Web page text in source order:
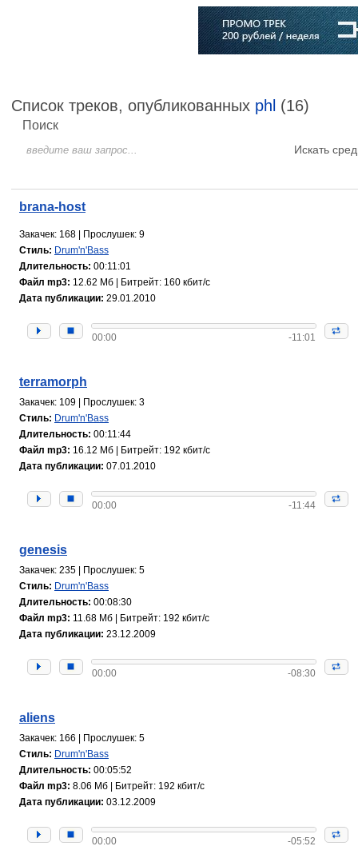
Список треков, опубликованных phl (16)
Поиск
Искать
brana-host
Закачек: 168 | Прослушек: 9
Стиль: Drum'n'Bass
Длительность: 00:11:01
Файл mp3: 12.62 Мб | Битрейт: 160 кбит/с
Дата публикации: 29.01.2010
00:00 -11:01
terramorph
Закачек: 109 | Прослушек: 3
Стиль: Drum'n'Bass
Длительность: 00:11:44
Файл mp3: 16.12 Мб | Битрейт: 192 кбит/с
Дата публикации: 07.01.2010
00:00 -11:44
genesis
Закачек: 235 | Прослушек: 5
Стиль: Drum'n'Bass
Длительность: 00:08:30
Файл mp3: 11.68 Мб | Битрейт: 192 кбит/с
Дата публикации: 23.12.2009
00:00 -08:30
aliens
Закачек: 166 | Прослушек: 5
Стиль: Drum'n'Bass
Длительность: 00:05:52
Файл mp3: 8.06 Мб | Битрейт: 192 кбит/с
Дата публикации: 03.12.2009
00:00 -05:52